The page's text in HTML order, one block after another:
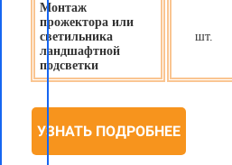
Монтаж
прожектора или
светильника
ландшафтной
подсветки
шт.
УЗНАТЬ ПОДРОБНЕЕ